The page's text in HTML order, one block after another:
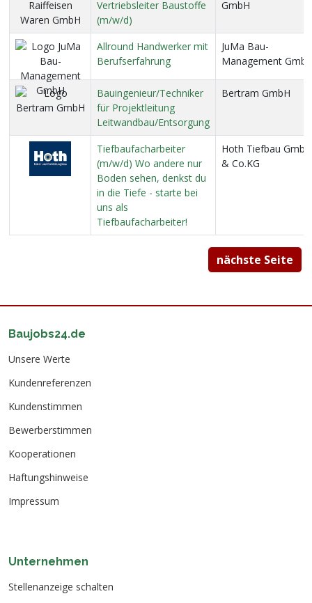
Vertriebsleiter Baustoffe
(m/w/d)
GmbH
Allround Handwerker mit
Berufserfahrung
JuMa Bau-
Management
Bauingenieur/Techniker
für Projektleitung
Leitwandbau/Entsorgung
Bertram GmbH
Tiefbaufacharbeiter
(m/w/d) Wo andere nur
Boden sehen, denkst du
in die Tiefe - starte bei
uns als
Tiefbaufacharbeiter!
Hoth Tiefbau GmbH
& Co.KG
nächste Seite
Baujobs24.de
Unsere Werte
Kundenreferenzen
Kundenstimmen
Bewerberstimmen
Kooperationen
Haftungshinweise
Impressum
Unternehmen
Stellenanzeige schalten